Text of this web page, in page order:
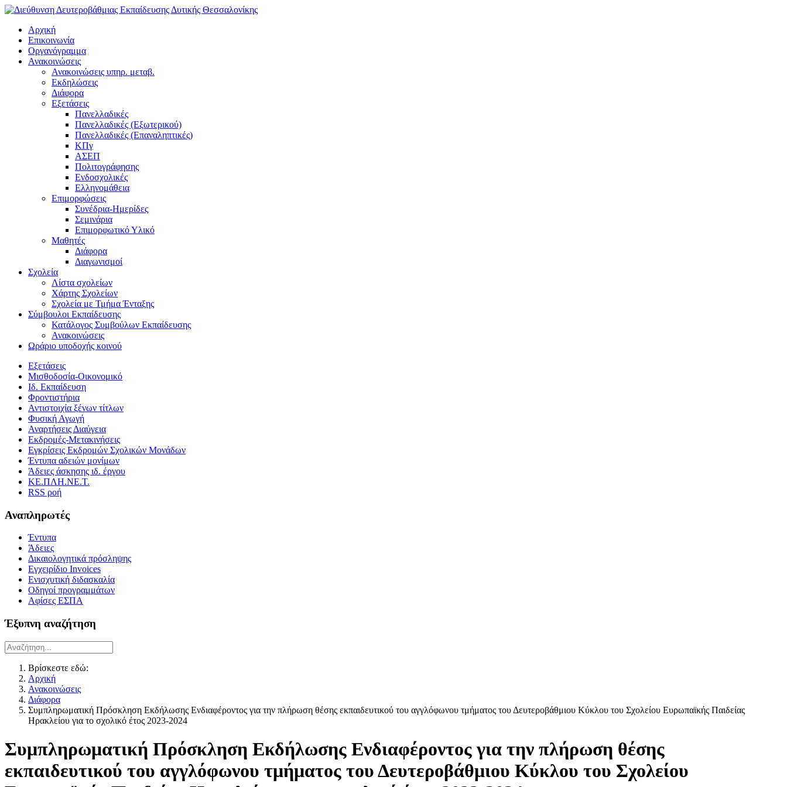
Αρχική
Επικοινωνία
Οργανόγραμμα
Ανακοινώσεις
Ανακοινώσεις υπηρ. μεταβ.
Εκδηλώσεις
Διάφορα
Εξετάσεις
Πανελλαδικές
Πανελλαδικές (Εξωτερικού)
Πανελλαδικές (Επαναληπτικές)
ΚΠγ
ΑΣΕΠ
Πολιτογράφησης
Ενδοσχολικές
Ελληνομάθεια
Επιμορφώσεις
Συνέδρια-Ημερίδες
Σεμινάρια
Επιμορφωτικό Υλικό
Μαθητές
Διάφορα
Διαγωνισμοί
Σχολεία
Λίστα σχολείων
Χάρτης Σχολείων
Σχολεία με Τμήμα Ένταξης
Σύμβουλοι Εκπαίδευσης
Κατάλογος Συμβούλων Εκπαίδευσης
Ανακοινώσεις
Ωράριο υποδοχής κοινού
Εξετάσεις
Μισθοδοσία-Οικονομικό
Ιδ. Εκπαίδευση
Φροντιστήρια
Αντιστοιχία ξένων τίτλων
Φυσική Αγωγή
Αναρτήσεις Διαύγεια
Εκδρομές-Μετακινήσεις
Εγκρίσεις Εκδρομών Σχολικών Μονάδων
Έντυπα αδειών μονίμων
Άδειες άσκησης ιδ. έργου
ΚΕ.ΠΛΗ.ΝΕ.Τ.
RSS ροή
Αναπληρωτές
Έντυπα
Άδειες
Δικαιολογητικά πρόσληψης
Εγχειρίδιο Invoices
Ενισχυτική διδασκαλία
Οδηγοί προγραμμάτων
Αφίσες ΕΣΠΑ
Έξυπνη αναζήτηση
Βρίσκεστε εδώ:
Αρχική
Ανακοινώσεις
Διάφορα
Συμπληρωματική Πρόσκληση Εκδήλωσης Ενδιαφέροντος για την πλήρωση θέσης εκπαιδευτικού του αγγλόφωνου τμήματος του Δευτεροβάθμιου Κύκλου του Σχολείου Ευρωπαϊκής Παιδείας
Ηρακλείου για το σχολικό έτος 2023-2024
Συμπληρωματική Πρόσκληση Εκδήλωσης Ενδιαφέροντος για την πλήρωση θέσης
εκπαιδευτικού του αγγλόφωνου τμήματος του Δευτεροβάθμιου Κύκλου του Σχολείου